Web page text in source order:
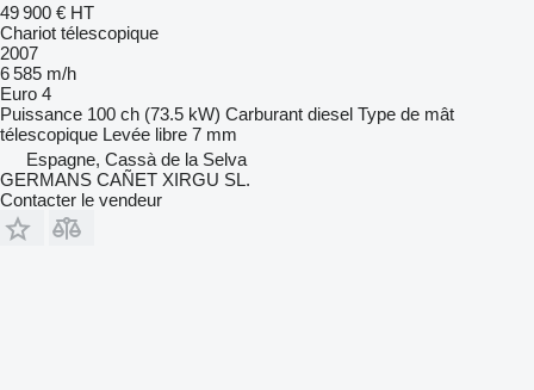
49 900 € HT
Chariot télescopique
2007
6 585 m/h
Euro 4
Puissance 100 ch (73.5 kW) Carburant diesel Type de mât
télescopique Levée libre 7 mm
Espagne, Cassà de la Selva
GERMANS CAÑET XIRGU SL.
Contacter le vendeur